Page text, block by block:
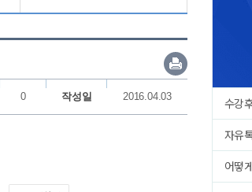
0 작성일 2016.04.03
수강
자유
어떻